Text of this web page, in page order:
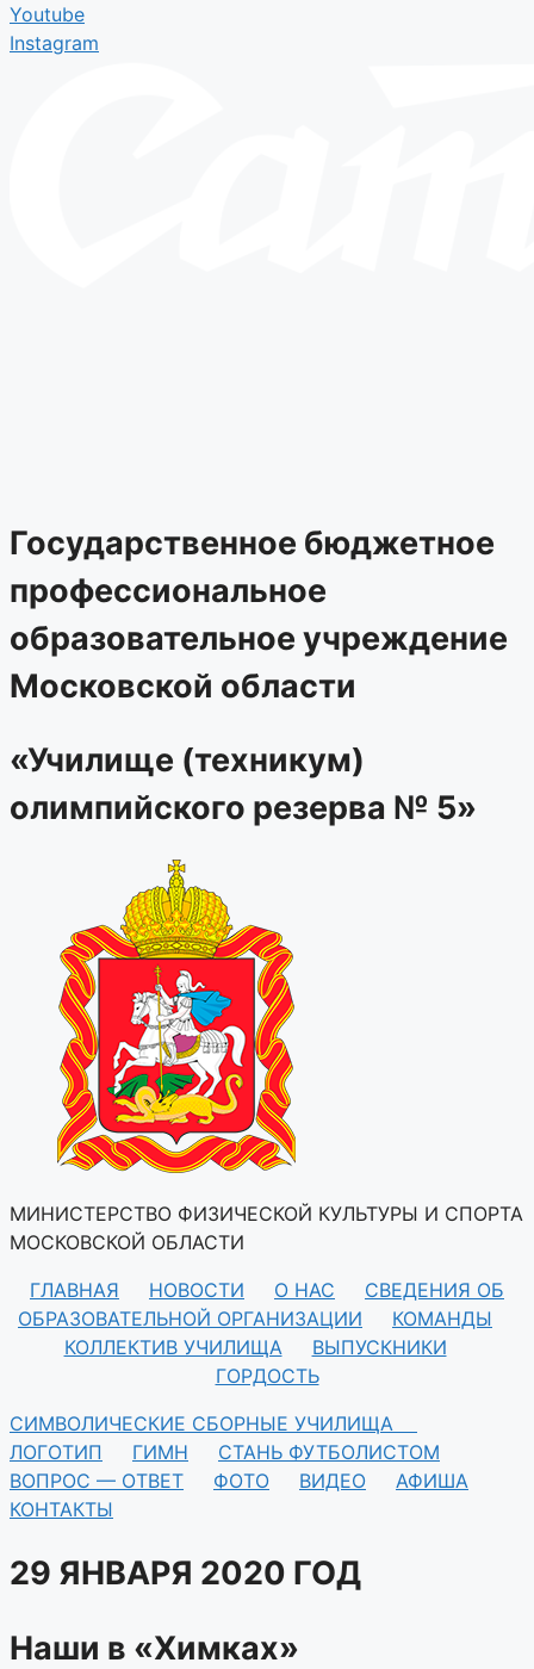
Youtube
Instagram
Государственное бюджетное
профессиональное
образовательное учреждение
Московской области
«Училище (техникум)
олимпийского резерва № 5»
МИНИСТЕРСТВО ФИЗИЧЕСКОЙ КУЛЬТУРЫ И СПОРТА
МОСКОВСКОЙ ОБЛАСТИ
ГЛАВНАЯ
НОВОСТИ О НАС
СВЕДЕНИЯ ОБ
ОБРАЗОВАТЕЛЬНОЙ ОРГАНИЗАЦИИ
КОМАНДЫ
КОЛЛЕКТИВ УЧИЛИЩА
ВЫПУСКНИКИ
ГОРДОСТЬ
СИМВОЛИЧЕСКИЕ СБОРНЫЕ УЧИЛИЩА
ЛОГОТИП
ГИМН
СТАНЬ ФУТБОЛИСТОМ
ВОПРОС — ОТВЕТ
ФОТО ВИДЕО
АФИША
КОНТАКТЫ
29 ЯНВАРЯ 2020 ГОД
Наши в «Химках»